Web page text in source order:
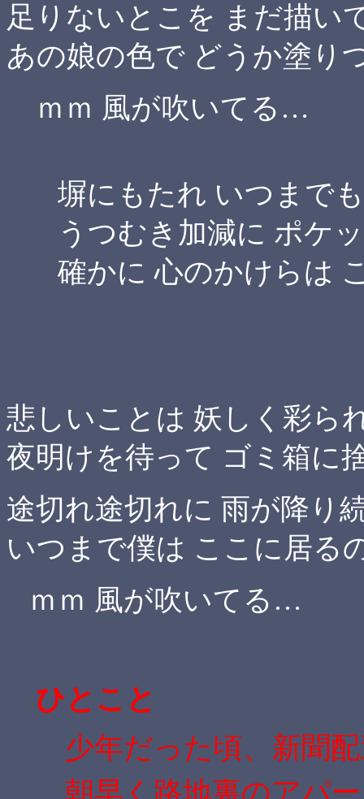
足りないとこを まだ描い
あの娘の色で どうか塗り
ｍｍ 風が吹いてる…
塀にもたれ いつまでも
うつむき加減に ポケッ
確かに 心のかけらは
悲しいことは 妖しく彩ら
夜明けを待って ゴミ箱に
途切れ途切れに 雨が降り
いつまで僕は ここに居る
ｍｍ 風が吹いてる…
ひとこと
少年だった頃、新聞配
朝早く路地裏のアパー